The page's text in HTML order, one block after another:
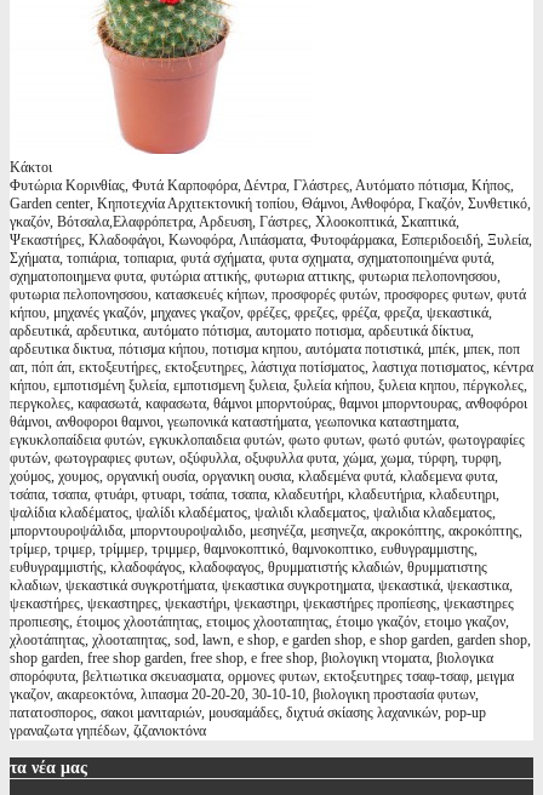
Κάκτοι
Φυτώρια Κορινθίας, Φυτά Καρποφόρα, Δέντρα, Γλάστρες, Αυτόματο πότισμα, Κήπος,
Garden center, Κηποτεχνία Αρχιτεκτονική τοπίου, Θάμνοι, Ανθοφόρα, Γκαζόν, Συνθετικό,
γκαζόν, Βότσαλα,Ελαφρόπετρα, Αρδευση, Γάστρες, Χλοοκοπτικά, Σκαπτικά,
Ψεκαστήρες, Κλαδοφάγοι, Κωνοφόρα, Λιπάσματα, Φυτοφάρμακα, Εσπεριδοειδή, Ξυλεία,
Σχήματα, τοπιάρια, τοπιαρια, φυτά σχήματα, φυτα σχηματα, σχηματοποιημένα φυτά,
σχηματοποιημενα φυτα, φυτώρια αττικής, φυτωρια αττικης, φυτωρια πελοπονησσου,
φυτωρια πελοπονησσου, κατασκευές κήπων, προσφορές φυτών, προσφορες φυτων, φυτά
κήπου, μηχανές γκαζόν, μηχανες γκαζον, φρέζες, φρεζες, φρέζα, φρεζα, ψεκαστικά,
αρδευτικά, αρδευτικα, αυτόματο πότισμα, αυτοματο ποτισμα, αρδευτικά δίκτυα,
αρδευτικα δικτυα, πότισμα κήπου, ποτισμα κηπου, αυτόματα ποτιστικά, μπέκ, μπεκ, ποπ
απ, πόπ άπ, εκτοξευτήρες, εκτοξευτηρες, λάστιχα ποτίσματος, λαστιχα ποτισματος, κέντρα
κήπου, εμποτισμένη ξυλεία, εμποτισμενη ξυλεια, ξυλεία κήπου, ξυλεια κηπου, πέργκολες,
περγκολες, καφασωτά, καφασωτα, θάμνοι μπορντούρας, θαμνοι μπορντουρας, ανθοφόροι
θάμνοι, ανθοφοροι θαμνοι, γεωπονικά καταστήματα, γεωπονικα καταστηματα,
εγκυκλοπαίδεια φυτών, εγκυκλοπαιδεια φυτών, φωτο φυτων, φωτό φυτών, φωτογραφίες
φυτών, φωτογραφιες φυτων, οξύφυλλα, οξυφυλλα φυτα, χώμα, χωμα, τύρφη, τυρφη,
χούμος, χουμος, οργανική ουσία, οργανικη ουσια, κλαδεμένα φυτά, κλαδεμενα φυτα,
τσάπα, τσαπα, φτυάρι, φτυαρι, τσάπα, τσαπα, κλαδευτήρι, κλαδευτήρια, κλαδευτηρι,
ψαλίδια κλαδέματος, ψαλίδι κλαδέματος, ψαλιδι κλαδεματος, ψαλιδια κλαδεματος,
μπορντουροψάλιδα, μπορντουροψαλιδο, μεσηνέζα, μεσηνεζα, ακροκόπτης, ακροκόπτης,
τρίμερ, τριμερ, τρίμμερ, τριμμερ, θαμνοκοπτικό, θαμνοκοπτικο, ευθυγραμμιστης,
ευθυγραμμιστής, κλαδοφάγος, κλαδοφαγος, θρυμματιστής κλαδιών, θρυμματιστης
κλαδιων, ψεκαστικά συγκροτήματα, ψεκαστικα συγκροτηματα, ψεκαστικά, ψεκαστικα,
ψεκαστήρες, ψεκαστηρες, ψεκαστήρι, ψεκαστηρι, ψεκαστήρες προπίεσης, ψεκαστηρες
προπιεσης, έτοιμος χλοοτάπητας, ετοιμος χλοοταπητας, έτοιμο γκαζόν, ετοιμο γκαζον,
χλοοτάπητας, χλοοταπητας, sod, lawn, e shop, e garden shop, e shop garden, garden shop,
shop garden, free shop garden, free shop, e free shop, βιολογικη ντοματα, βιολογικα
σπορόφυτα, βελτιωτικα σκευασματα, ορμονες φυτων, εκτοξευτηρες τσαφ-τσαφ, μειγμα
γκαζον, ακαρεοκτόνα, λιπασμα 20-20-20, 30-10-10, βιολογικη προστασία φυτων,
πατατοσπορος, σακοι μανιταριών, μουσαμάδες, διχτυά σκίασης λαχανικών, pop-up
γραναζωτα γηπέδων, ζιζανιοκτόνα
τα νέα μας